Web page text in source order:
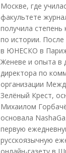
Москве, где
факультете
получила степень
по истории.
в ЮНЕСКО в
Женеве и опыта в
директора по
организации
Зелёный Крест,
Михаилом
основала
первую
русскоязычную
онлайн-газету в